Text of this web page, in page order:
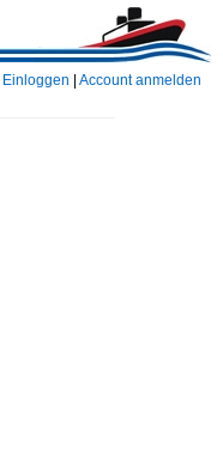
Einloggen Account anmelden